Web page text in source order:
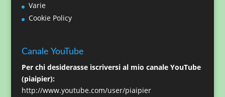
Varie
Cookie Policy
Canale YouTube
Per chi desiderasse iscriversi al mio canale YouTube
(piaipier):
http://www.youtube.com/user/piaipier